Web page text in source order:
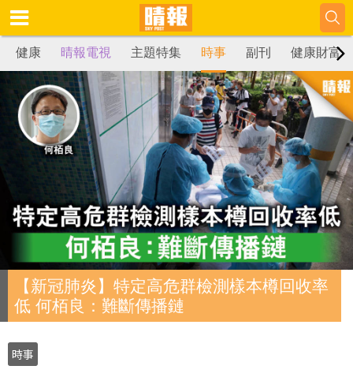
健康 晴報電視 主題特集 時事 副刊 健康財富
【新冠肺炎】特定高危群檢測樣本樽回收率
低 何栢良：難斷傳播鏈
時事